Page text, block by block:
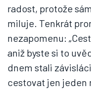
radost, protože
miluje. Tenkrát
nezapomenu:
aniž byste si to
dnem stali
cestovat jen jeden